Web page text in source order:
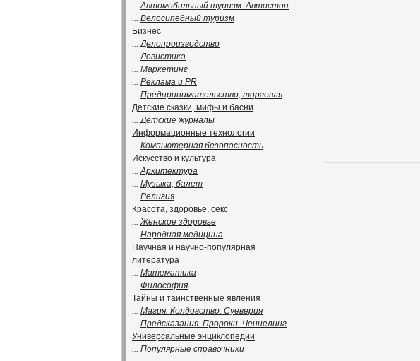
...Автомобильный туризм. Автостоп
... Велосипедный туризм
Бизнес
...Делопроизводство
...Логистика
... Маркетинг
... Реклама и PR
... Предпринимательство, торговля
Детские сказки, мифы и басни
...Детские журналы
Информационные технологии
... Компьютерная безопасность
Искусство и культура
...Архитектура
... Музыка, балет
... Религия
Красота, здоровье, секс
...Женское здоровье
... Народная медицина
Научная и научно-популярная
литература
... Математика
... Философия
Тайны и таинственные явления
... Магия. Колдовство. Суеверия
... Предсказания. Пророки. Ченнелинг
Универсальные энциклопедии
... Популярные справочники